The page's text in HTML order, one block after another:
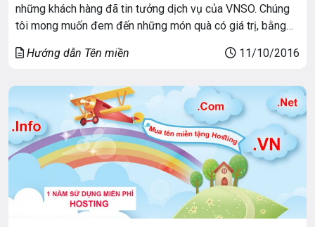
những khách hàng đã tin tưởng dịch vụ của VNSO. Chúng
tôi mong muốn đem đến những món quà có giá trị, bằng
KÝ TÊN MIỀN GIÁ SỐC.
Hướng dẫn Tên miền 11/10/2016